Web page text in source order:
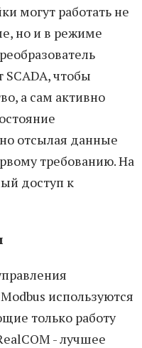
могут работать не
но и в режиме
чтобы
а сам активно
отсылая данные
требованию. На
доступ к
используются
только работу
- лучшее